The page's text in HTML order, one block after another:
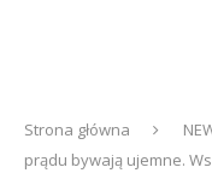
Strona główna
prądu bywają ujemne.